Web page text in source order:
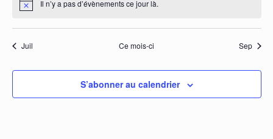
Notice Il n’y a pas d’évènements ce jour là.
Juil Ce mois-ci Sep
S’abonner au calendrier